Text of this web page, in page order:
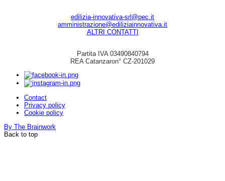
edilizia-innovativa-srl@pec.it
amministrazione@ediliziainnovativa.it
ALTRI CONTATTI
Partita IVA 03490840794
REA Catanzaron° CZ-201029
Contact
Privacy policy
Cookie policy
By The Brainwork
Back to top